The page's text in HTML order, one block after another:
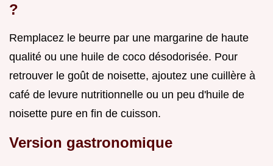
?
Remplacez le beurre par une margarine de haute
qualité ou une huile de coco désodorisée. Pour
retrouver le goût de noisette, ajoutez une cuillère à
café de levure nutritionnelle ou un peu d'huile de
noisette pure en fin de cuisson.
Version gastronomique